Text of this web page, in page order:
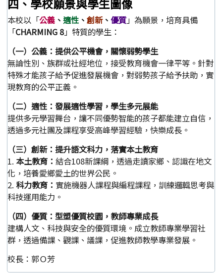
四、學校願景與學生圖像
本校以「公義 、 適性 、 創新、 優質」為願景，培育具備
「CHARMING 8」特質的學生：
（一）公義：提供公平機會，關懷弱勢學生
無論性別、族群或社經地位，接受教育機會一律平等。針對
特殊才能孩子給予促進發展機會，對弱勢孩子給予扶助，實
現教育的公平正義。
（二）適性：發展適性學習，學生多元展能
提供多元學習舞台，讓不同優勢智能的孩子都能建立自信，
透過多元社團及課程享受高峰學習經驗，快樂成長。
（三）創新：提升語文科力，落實本土教育
1. 本土教育： 結合108新課綱，透過走讀家鄉、認識在地文
化，培養愛鄉愛土的世界公民。
2. 科力教育： 實施機器人課程與編程課程，訓練邏輯思考與
科技運用能力。
（四）優質：型塑優質校園，教師專業成長
建構人文、科技與安全的優質環境。成立教師專業學習社
群，透過備課、觀課、議課，促進教師教學專業發展。
校長：郭Ｏ芳